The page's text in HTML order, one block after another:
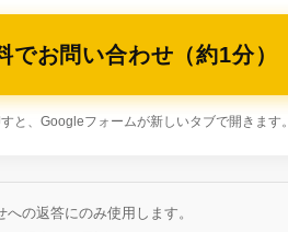
お問い合わせ（約1分）
と、Googleフォームが新しいタブで開きます。
の返答にのみ使用します。